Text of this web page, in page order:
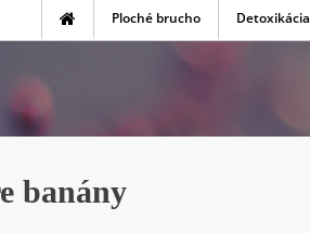
Ploché brucho Detoxikácia
banány